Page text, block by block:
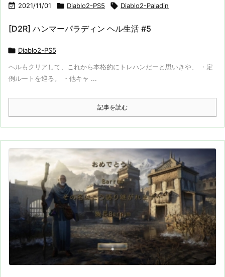
 2021/11/01  Diablo2-PS5  Diablo2-Paladin
[D2R] ハンマーパラディン ヘル生活 #5
 Diablo2-PS5
ヘルもクリアして、これから本格的にトレハンだーと思いきや、 ・定
例ルートを巡る。 ・他キャ ...
記事を読む